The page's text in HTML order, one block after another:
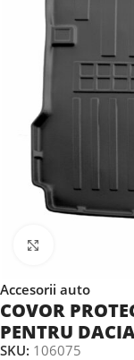
Accesorii auto
COVOR
PENTRU
SKU: 106075